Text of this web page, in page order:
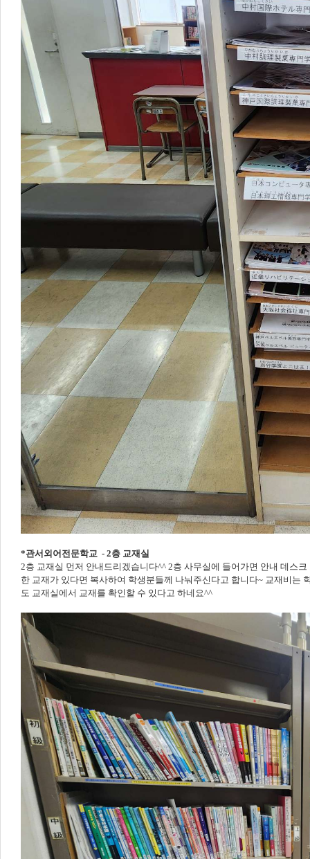
*관서외어전문학교 - 2층 교재실
2층 교재실 먼저 안내드리겠습니다^^ 2층 사무실에 들어가면 안내 데스
한 교재가 있다면 복사하여 학생분들께 나눠주신다고 합니다~ 교재비는
도 교재실에서 교재를 확인할 수 있다고 하네요^^